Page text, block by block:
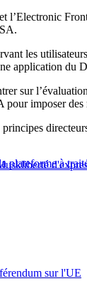
et l’Electronic
les
application du
sur
imposer des
plateforme à
liberté
sur l'UE